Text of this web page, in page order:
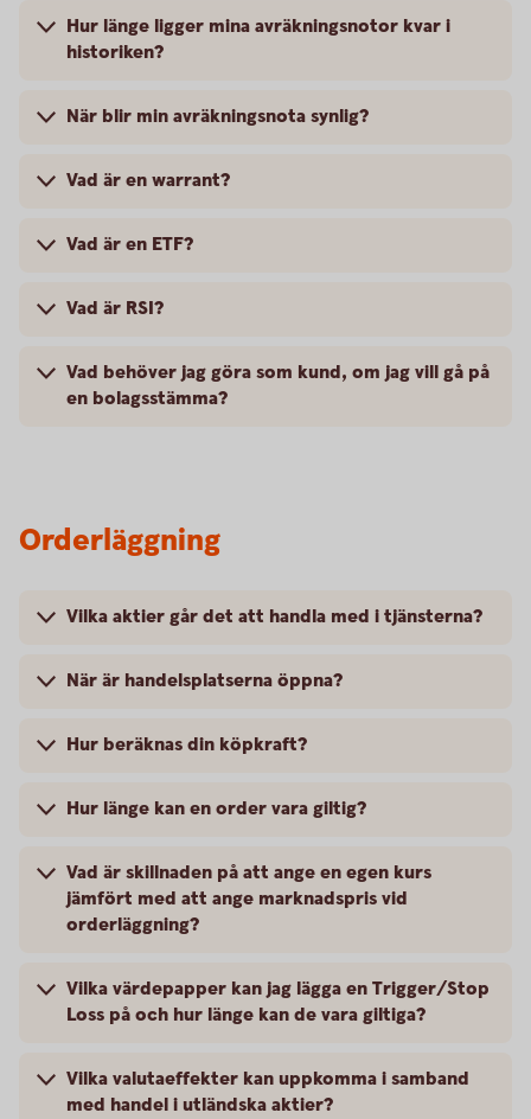
Hur länge ligger mina avräkningsnotor kvar i
historiken?
När blir min avräkningsnota synlig?
Vad är en warrant?
Vad är en ETF?
Vad är RSI?
Vad behöver jag göra som kund, om jag vill gå på
en bolagsstämma?
Orderläggning
Vilka aktier går det att handla med i tjänsterna?
När är handelsplatserna öppna?
Hur beräknas din köpkraft?
Hur länge kan en order vara giltig?
Vad är skillnaden på att ange en egen kurs
jämfört med att ange marknadspris vid
orderläggning?
Vilka värdepapper kan jag lägga en Trigger/Stop
Loss på och hur länge kan de vara giltiga?
Vilka valutaeffekter kan uppkomma i samband
med handel i utländska aktier?